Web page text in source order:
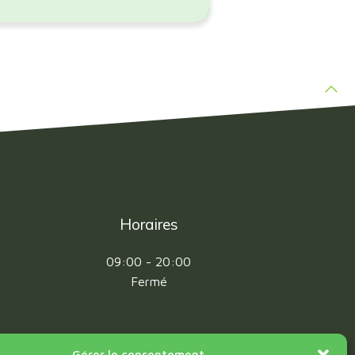
Horaires
09:00 - 20:00
Fermé